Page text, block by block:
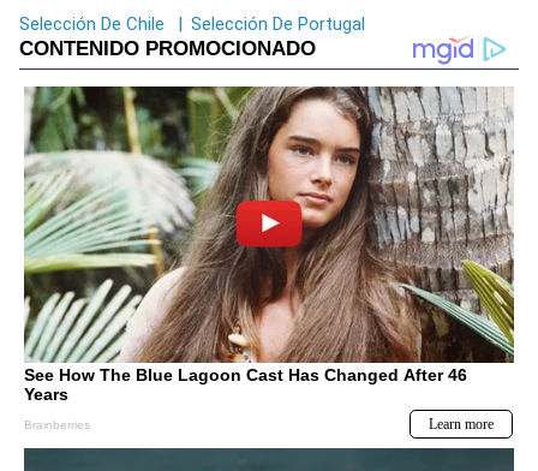
Selección De Chile | Selección De Portugal